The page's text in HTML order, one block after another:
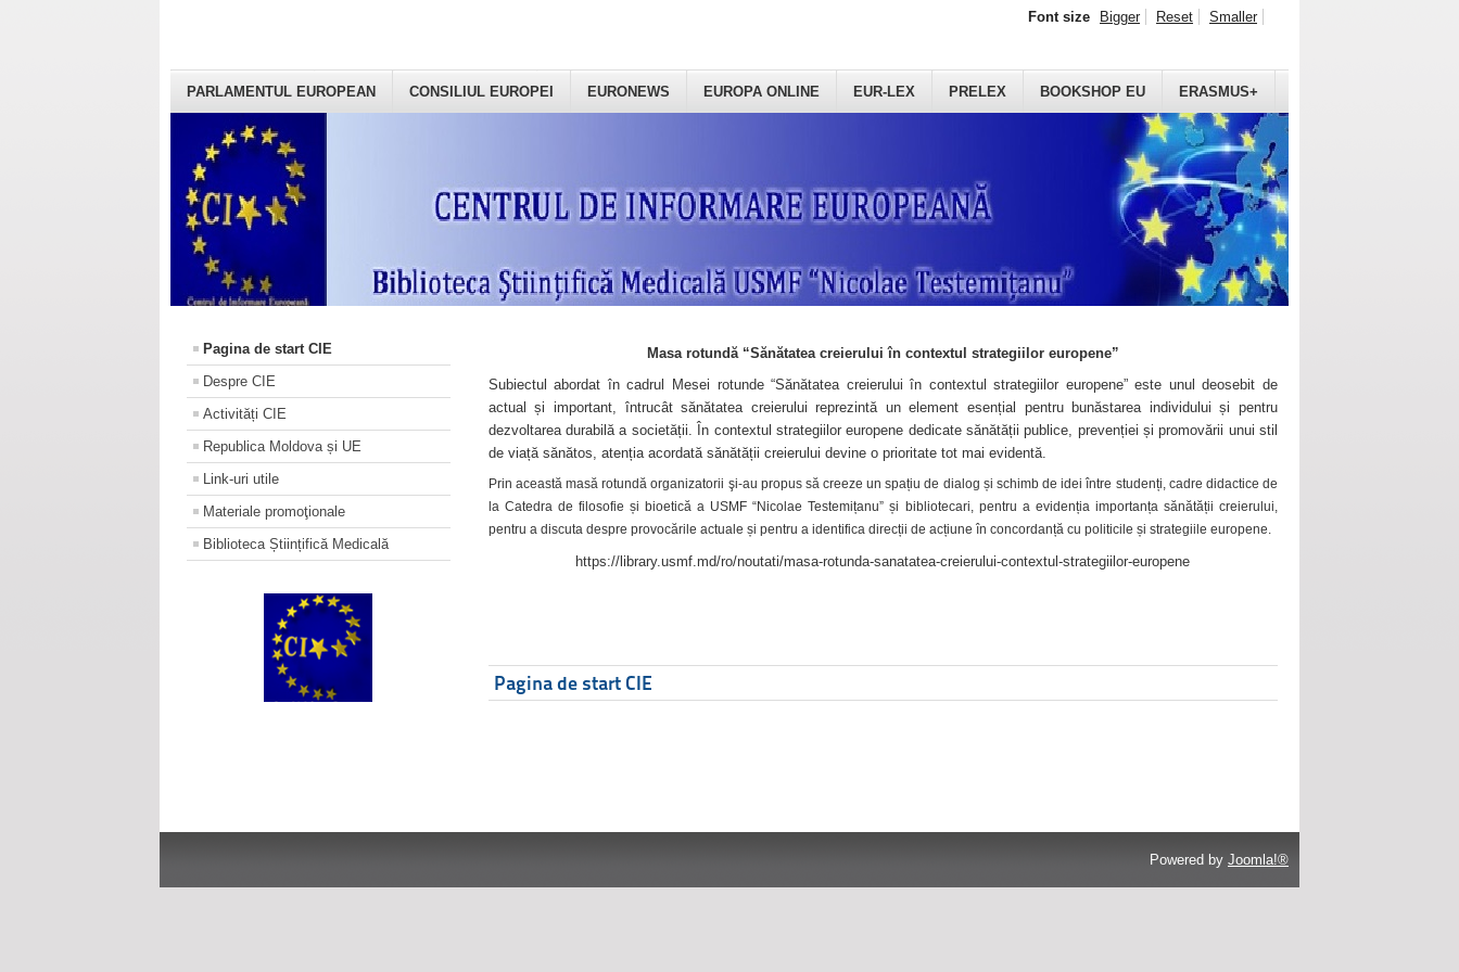
PARLAMENTUL EUROPEAN CONSILIUL EUROPEI EURONEWS EUROPA ONLINE EUR-LEX PRELEX BOOKSHOP EU ERASMUS+
Font size Bigger Reset Smaller
Pagina de start CIE
Despre CIE
Activități CIE
Republica Moldova și UE
Link-uri utile
Materiale promoţionale
Biblioteca Științifică Medicală
Masa rotundă “Sănătatea creierului în contextul strategiilor europene”
Subiectul abordat în cadrul Mesei rotunde “Sănătatea creierului în contextul strategiilor europene” este unul deosebit de
actual și important, întrucât sănătatea creierului reprezintă un element esențial pentru bunăstarea individului și pentru
dezvoltarea durabilă a societății. În contextul strategiilor europene dedicate sănătății publice, prevenției și promovării unui stil
de viață sănătos, atenția acordată sănătății creierului devine o prioritate tot mai evidentă.
Prin această masă rotundă organizatorii şi-au propus să creeze un spațiu de dialog și schimb de idei între studenți, cadre didactice de
la Catedra de filosofie și bioetică a USMF “Nicolae Testemițanu” și bibliotecari, pentru a evidenția importanța sănătății creierului,
pentru a discuta despre provocările actuale și pentru a identifica direcții de acțiune în concordanță cu politicile și strategiile europene.
https://library.usmf.md/ro/noutati/masa-rotunda-sanatatea-creierului-contextul-strategiilor-europene
Pagina de start CIE
Powered by Joomla!®